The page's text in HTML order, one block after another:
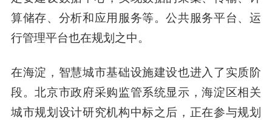
算储存、分析和应用服务等。公共服务平台、运
行管理平台也在规划之中。
在海淀，智慧城市基础设施建设也进入了实质阶
段。北京市政府采购监管系统显示，海淀区相关
城市规划设计研究机构中标之后，正在参与规划